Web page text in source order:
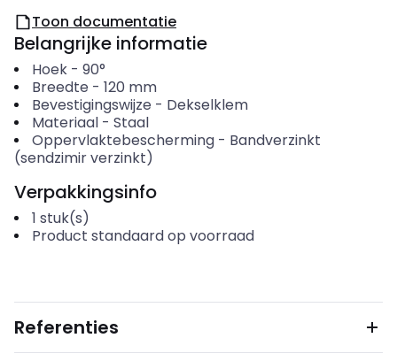
Toon documentatie
Belangrijke informatie
Hoek- 90°
Breedte - 120 mm
Bevestigingswijze - Dekselklem
Materiaal- Staal
Oppervlaktebescherming- Bandverzinkt
(sendzimir verzinkt)
Verpakkingsinfo
1 stuk(s)
Product standaard op voorraad
Referenties